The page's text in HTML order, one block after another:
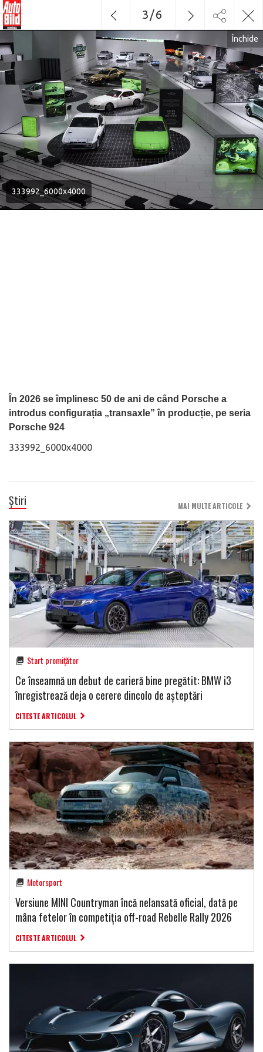
333992_6000x4000
În 2026 se împlinesc 50 de ani de când Porsche a
introdus configurația „transaxle” în producție, pe seria
Porsche 924
333992_6000x4000
Închide
3/6
Știri MAI MULTE ARTICOLE
Start promițător
Ce înseamnă un debut de carieră bine pregătit: BMW i3
înregistrează deja o cerere dincolo de așteptări
CITESTE ARTICOLUL
Motorsport
Versiune MINI Countryman încă nelansată oficial, dată pe
mâna fetelor în competiția off-road Rebelle Rally 2026
CITESTE ARTICOLUL